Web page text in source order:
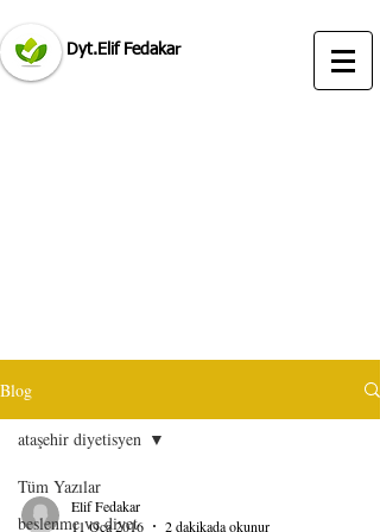
Dyt.Elif Fedakar
ataşehir diyetisyen tavsiye elif fedakar öneriyorum
Blog
Tüm Yazılar
beslenme ve diyet
ataşehir diyetisyen
Elif Fedakar
11 Oca 2016
2 dakikada okunur